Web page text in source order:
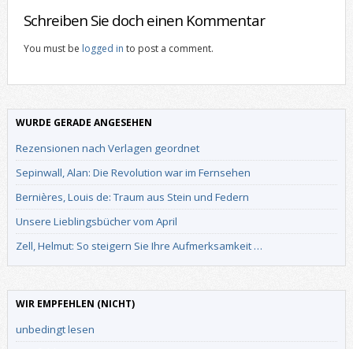
Schreiben Sie doch einen Kommentar
You must be logged in to post a comment.
WURDE GERADE ANGESEHEN
Rezensionen nach Verlagen geordnet
Sepinwall, Alan: Die Revolution war im Fernsehen
Bernières, Louis de: Traum aus Stein und Federn
Unsere Lieblingsbücher vom April
Zell, Helmut: So steigern Sie Ihre Aufmerksamkeit …
WIR EMPFEHLEN (NICHT)
unbedingt lesen